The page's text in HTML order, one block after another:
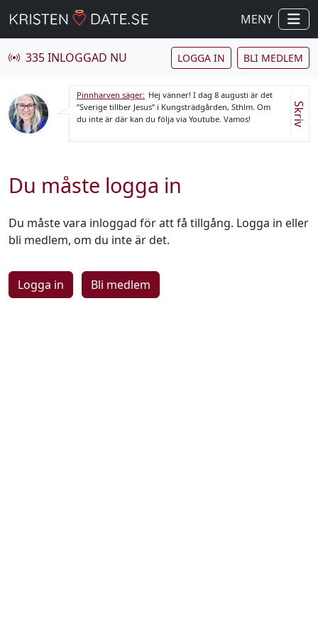
MENY
335 INLOGGAD NU LOGGA IN BLI MEDLEM
Pinnharven säger: Hej vänner! I dag 8 augusti är det
”Sverige tillber Jesus” i Kungsträdgården, Sthlm. Om
du inte är där kan du följa via Youtube. Vamos!
Skriv
Du måste logga in
Du måste vara inloggad för att få tillgång. Logga in eller
bli medlem, om du inte är det.
Logga in